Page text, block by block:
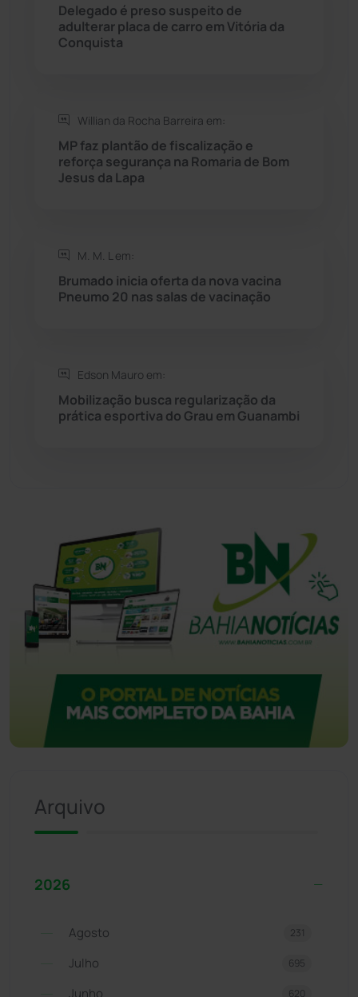
Rio do Pires
Seabra
Sebastião Laranjeiras
Sudoeste Baiano
Tanhaçu
Delegado é preso suspeito de
adulterar placa de carro em Vitória da
Conquista
Willian da Rocha Barreira em:
MP faz plantão de fiscalização e
reforça segurança na Romaria de Bom
Jesus da Lapa
M. M. L em:
Brumado inicia oferta da nova vacina
Pneumo 20 nas salas de vacinação
Edson Mauro em:
Mobilização busca regularização da
prática esportiva do Grau em Guanambi
Arquivo
2026
Agosto 231
Julho 695
Junho 620